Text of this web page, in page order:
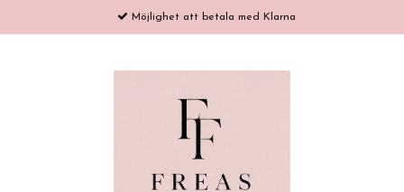
Möjlighet att betala med Klarna